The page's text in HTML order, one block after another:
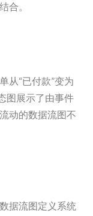
合。
从“已付款”变为
图展示了由事件
动的数据流图不
据流图定义系统